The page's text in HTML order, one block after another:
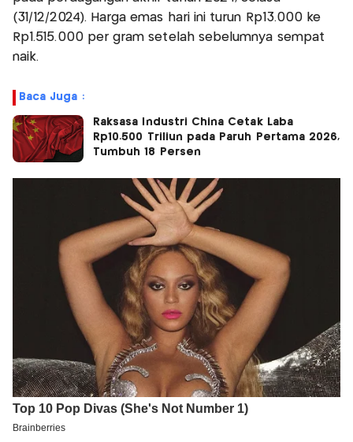
(31/12/2024). Harga emas hari ini turun Rp13.000 ke
Rp1.515.000 per gram setelah sebelumnya sempat
naik.
Baca Juga :
Raksasa Industri China Cetak Laba
Rp10.500 Triliun pada Paruh Pertama 2026,
Tumbuh 18 Persen